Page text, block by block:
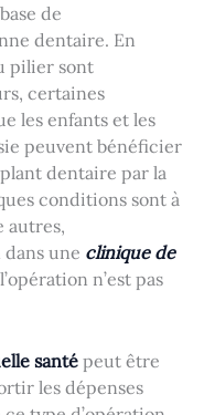
de
dentaire. En
pilier sont
certaines
les enfants et les
peuvent bénéficier
dentaire par la
conditions sont à
autres,
dans une clinique de
n’est pas
santépeut être
les dépenses